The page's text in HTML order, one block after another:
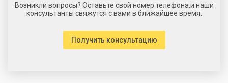
Возникли вопросы? Оставьте свой номер телефона,и наши
консультанты свяжутся с вами в ближайшее время.
Получить консультацию